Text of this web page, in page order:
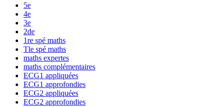
5e
4e
3e
2de
1re spé maths
Tle spé maths
maths expertes
maths complémentaires
ECG1 appliquées
ECG1 approfondies
ECG2 appliquées
ECG2 approfondies